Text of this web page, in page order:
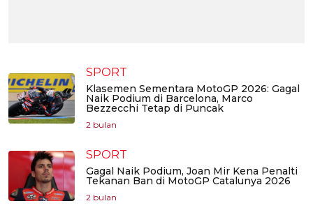
SPORT
Klasemen Sementara MotoGP 2026: Gagal
Naik Podium di Barcelona, Marco
Bezzecchi Tetap di Puncak
2 bulan
SPORT
Gagal Naik Podium, Joan Mir Kena Penalti
Tekanan Ban di MotoGP Catalunya 2026
2 bulan